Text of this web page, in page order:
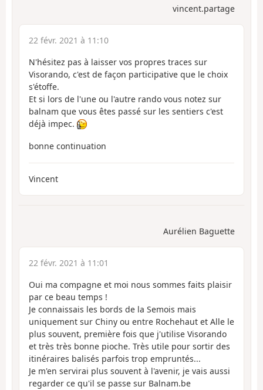
vincent.partage
22 févr. 2021 à 11:10
N'hésitez pas à laisser vos propres traces sur
Visorando, c'est de façon participative que le choix
s'étoffe.
Et si lors de l'une ou l'autre rando vous notez sur
balnam que vous êtes passé sur les sentiers c'est
déjà impec.
bonne continuation
Vincent
Aurélien Baguette
22 févr. 2021 à 11:01
Oui ma compagne et moi nous sommes faits plaisir
par ce beau temps !
Je connaissais les bords de la Semois mais
uniquement sur Chiny ou entre Rochehaut et Alle le
plus souvent, première fois que j'utilise Visorando
et très très bonne pioche. Très utile pour sortir des
itinéraires balisés parfois trop empruntés...
Je m'en servirai plus souvent à l'avenir, je vais aussi
regarder ce qu'il se passe sur Balnam.be